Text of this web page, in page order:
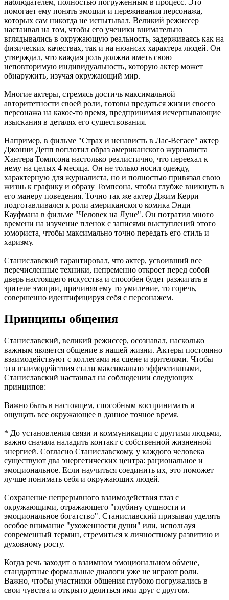
помогает ему понять эмоции и переживания персонажа,
которых сам никогда не испытывал. Великий режиссер
настаивал на том, чтобы его ученики внимательно
вглядывались в окружающую реальность, задерживаясь как на
физических качествах, так и на нюансах характера людей. Он
утверждал, что каждая роль должна иметь свою
неповторимую индивидуальность, которую актер может
обнаружить, изучая окружающий мир.
Многие актеры, стремясь достичь максимальной
авторитетности своей роли, готовы предаться жизни своего
персонажа на какое-то время, предпринимая исчерпывающие
изыскания в деталях его существования.
Например, в фильме "Страх и ненависть в Лас-Вегасе" актер
Джонни Депп воплотил образ американского журналиста
Хантера Томпсона настолько реалистично, что переехал к
нему на целых 4 месяца. Он не только носил одежду,
характерную для журналиста, но и полностью привязал свою
жизнь к графику и образу Томпсона, чтобы глубже вникнуть в
его манеру поведения. Точно так же актер Джим Керри
подготавливался к роли американского комика Энди
Кауфмана в фильме "Человек на Луне". Он потратил много
времени на изучение пленок с записями выступлений этого
юмориста, чтобы максимально точно передать его стиль и
харизму.
Станиславский гарантировал, что актер, усвоивший все
перечисленные техники, непременно откроет перед собой
дверь настоящего искусства и способен будет разжигать в
зрителе эмоции, причиняя ему то умиление, то горечь,
совершенно идентифицируя себя с персонажем.
Принципы общения
Станиславский, великий режиссер, осознавал, насколько
важным является общение в нашей жизни. Актеры постоянно
взаимодействуют с коллегами на сцене и зрителями. Чтобы
эти взаимодействия стали максимально эффективными,
Станиславский настаивал на соблюдении следующих
принципов:
Важно быть в настоящем, способным воспринимать и
ощущать все окружающее в данное точное время.
* До установления связи и коммуникации с другими людьми,
важно сначала наладить контакт с собственной жизненной
энергией. Согласно Станиславскому, у каждого человека
существуют два энергетических центра: рациональное и
эмоциональное. Если научиться соединить их, это поможет
лучше понимать себя и окружающих людей.
Сохранение непрерывного взаимодействия глаз с
окружающими, отражающего "глубину сущности и
эмоциональное богатство". Станиславский призывал уделять
особое внимание "ухоженности души" или, используя
современный термин, стремиться к личностному развитию и
духовному росту.
Когда речь заходит о взаимном эмоциональном обмене,
стандартные формальные диалоги уже не играют роли.
Важно, чтобы участники общения глубоко погружались в
свои чувства и открыто делиться ими друг с другом.